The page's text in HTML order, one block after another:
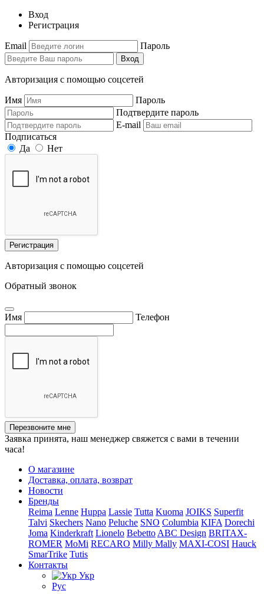
Вход
Регистрация
Email Пароль
Вход
Авторизация с помощью соцсетей
Имя
Пароль
Подтвердите пароль
E-mail
Подписаться
Да
Нет
Регистрация
Авторизация с помощью соцсетей
Обратный звонок
Имя Телефон
Перезвоните мне
Заявка принята, наш менеджер свяжется с вами в течении
часа!
О магазине
Доставка, оплата, возврат
Новости
Бренды
Reima Lenne Huppa Lassie Tutta Kuoma JOIKS Superfit
Talvi Skechers Nano Peluche SNO Columbia KIFA Dorechi
Joma Kinderkraft Lionelo Bebetto ABC Design BRITAX-
ROMER MoMi RECARO Milly Mally MAXI-COSI Hauck
SmarTrike Tutis
Контакты
Укр
Рус